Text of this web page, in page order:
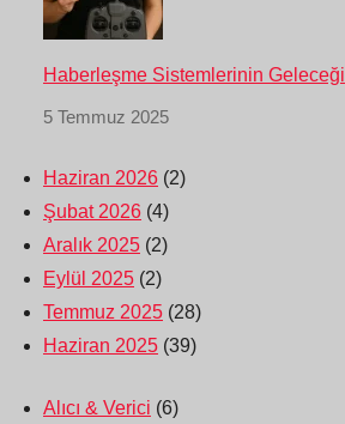
Haberleşme Sistemlerinin Geleceği
5 Temmuz 2025
Haziran 2026 (2)
Şubat 2026 (4)
Aralık 2025 (2)
Eylül 2025 (2)
Temmuz 2025 (28)
Haziran 2025 (39)
Alıcı & Verici (6)